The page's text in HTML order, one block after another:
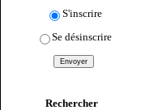
S'inscrire
Se désinscrire
Rechercher